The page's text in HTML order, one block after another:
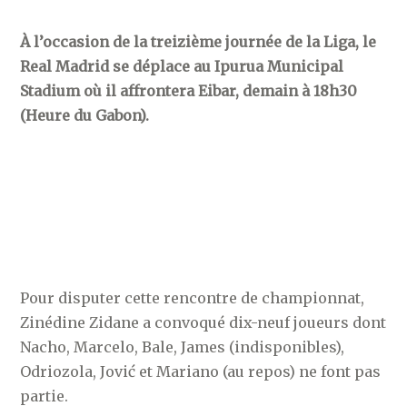
À l’occasion de la treizième journée de la Liga, le
Real Madrid se déplace au Ipurua Municipal
Stadium où il affrontera Eibar, demain à 18h30
(Heure du Gabon).
Pour disputer cette rencontre de championnat,
Zinédine Zidane a convoqué dix-neuf joueurs dont
Nacho, Marcelo, Bale, James (indisponibles),
Odriozola, Jović et Mariano (au repos) ne font pas
partie.